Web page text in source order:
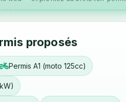
proposés
Permis A1 (moto 125cc)